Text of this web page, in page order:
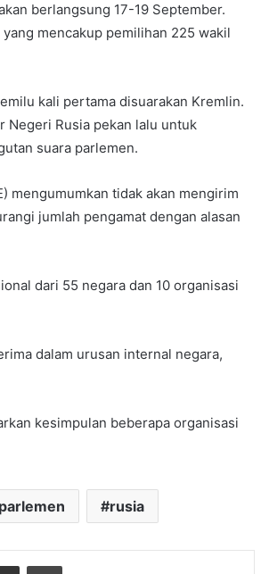
berlangsung 17-19 September.
mencakup pemilihan 225 wakil
kali pertama disuarakan Kremlin.
Negeri Rusia pekan lalu untuk
suara parlemen.
mengumumkan tidak akan mengirim
jumlah pengamat dengan alasan
dari 55 negara dan 10 organisasi
dalam urusan internal negara,
kesimpulan beberapa organisasi
rusia
Share via Email Print